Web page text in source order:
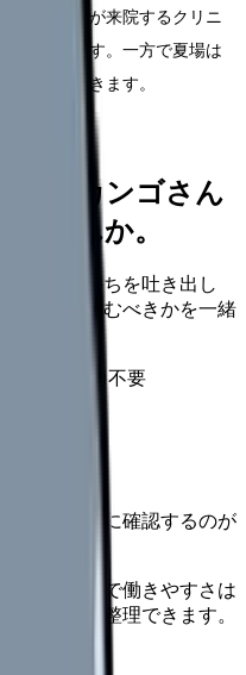
上の患者が来院するクリニ
くなります。一方で夏場は
き方ができます。
ら、カンゴさん
せんか。
今の気持ちを吐き出し
、少し休むべきかを一緒
病院名は入力不要
間関係を先に確認するのが
・人数体制で働きやすさは
に条件を整理できます。